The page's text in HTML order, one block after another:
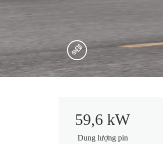
59,6 kW
Dung lượng pin